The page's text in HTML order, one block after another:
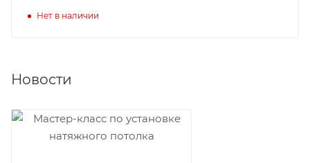
Нет в наличии
Новости